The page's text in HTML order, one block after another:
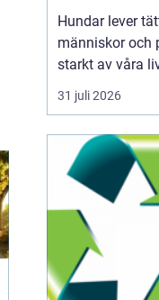
och oro
Hundar lever
människor och
starkt av våra
Snabba
höga ljud,
till långvarig
ångest. Under
har intresset
icke-
metoder, som
31 juli 2026